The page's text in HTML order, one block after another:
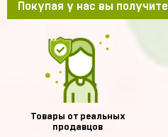
Покупая у нас вы получите
Товары от реальных
продавцов